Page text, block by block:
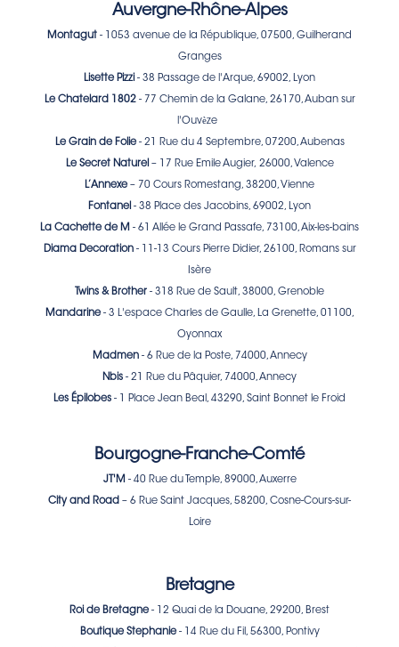
Auvergne-Rhône-Alpes
Montagut - 1053 avenue de la République, 07500, Guilherand
Granges
Lisette Pizzi - 38 Passage de l'Arque, 69002, Lyon
Le Chatelard 1802 -77 Chemin de la Galane, 26170, Auban sur
l'Ouvèze
Le Grain de Folie -21 Rue du 4 Septembre, 07200, Aubenas
Le Secret Naturel – 17 Rue Emile Augier, 26000, Valence
L’Annexe – 70 Cours Romestang, 38200, Vienne
Fontanel - 38 Place des Jacobins, 69002, Lyon
La Cachette de M - 61 Allée le Grand Passafe, 73100, Aix-les-bains
Diama Decoration- 11-13 Cours Pierre Didier, 26100, Romans sur
Isère
Twins & Brother - 318 Rue de Sault, 38000, Grenoble
Mandarine - 3 L'espace Charles de Gaulle, La Grenette, 01100,
Oyonnax
Madmen - 6 Rue de la Poste, 74000, Annecy
Nbis - 21 Rue du Pâquier, 74000, Annecy
Les Épilobes - 1 Place Jean Beal, 43290, Saint Bonnet le Froid
Bourgogne-Franche-Comté
JT'M - 40 Rue du Temple, 89000, Auxerre
City and Road – 6 Rue Saint Jacques, 58200, Cosne-Cours-sur-
Loire
Bretagne
Roi de Bretagne - 12 Quai de la Douane, 29200, Brest
Boutique Stephanie- 14 Rue du Fil, 56300, Pontivy